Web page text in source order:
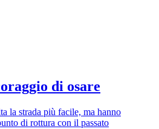
di osare
la strada più facile, ma hanno
di rottura con il passato